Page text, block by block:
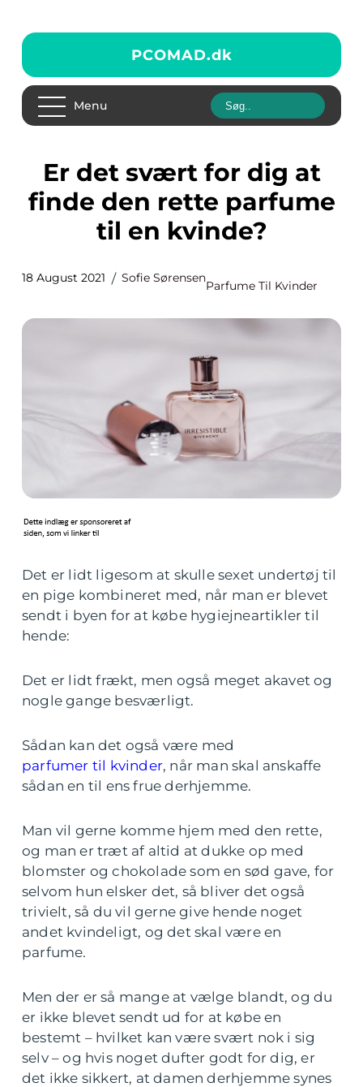
PCOMAD.dk
Menu
Er det svært for dig at
finde den rette parfume
til en kvinde?
18 August 2021 Sofie Sørensen
Parfume Til Kvinder
Det er lidt ligesom at skulle sexet undertøj til
en pige kombineret med, når man er blevet
sendt i byen for at købe hygiejneartikler til
hende:
Det er lidt frækt, men også meget akavet og
nogle gange besværligt.
Sådan kan det også være med
parfumer til kvinder, når man skal anskaffe
sådan en til ens frue derhjemme.
Man vil gerne komme hjem med den rette,
og man er træt af altid at dukke op med
blomster og chokolade som en sød gave, for
selvom hun elsker det, så bliver det også
trivielt, så du vil gerne give hende noget
andet kvindeligt, og det skal være en
parfume.
Men der er så mange at vælge blandt, og du
er ikke blevet sendt ud for at købe en
bestemt – hvilket kan være svært nok i sig
selv – og hvis noget dufter godt for dig, er
det ikke sikkert, at damen derhjemme synes